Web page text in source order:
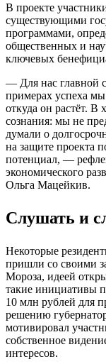
В проекте
существующими
программами,
общественных и
ключевых
— Для нас главной
примерах успеха
откуда он растёт. В
сознания: мы не
думали о
на защите проекта
потенциал, —
экономического
Ольга Мацейкив.
Слушать и
Некоторые
пришли со своими
Мороза, идеей
такие инициативы
10 млн рублей для
решению
мотивировал
собственное
интересов.